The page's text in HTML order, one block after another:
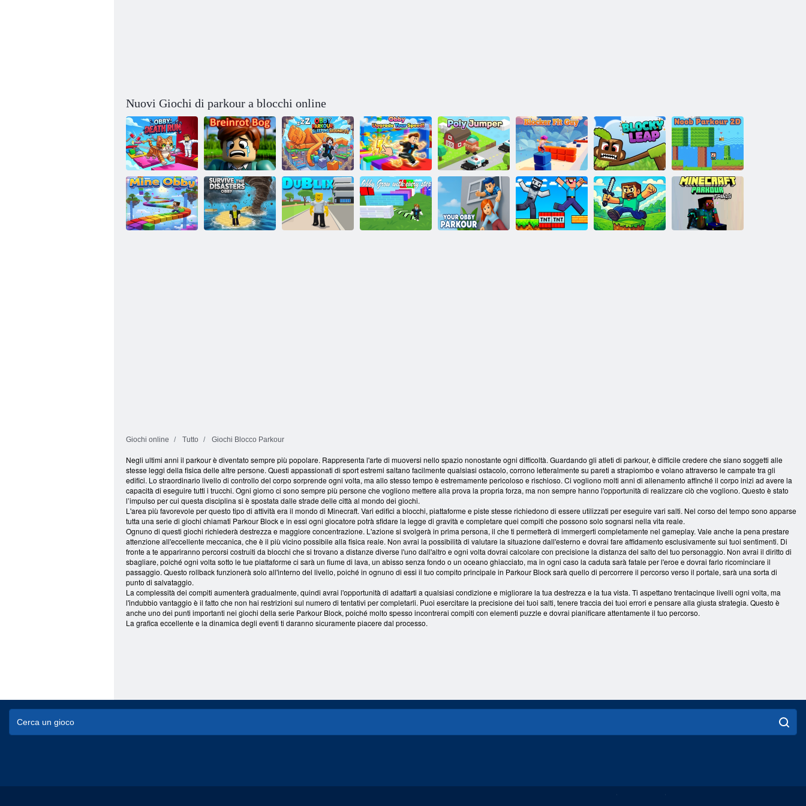
Nuovi Giochi di parkour a blocchi online
Obby: Corsa alla
morte
Palude di
Breinrot
Obby Parkour:
Brainrots
addormentati
Obby Migliora
la tua velocità!
Ponticello in
poliestere
Ragazzo in
forma bloccante
Salto bloccato
Nabbo: Parkour
2D
Giochi online Tutto Giochi Blocco Parkour
Negli ultimi anni il parkour è diventato sempre più popolare. Rappresenta l'arte di muoversi nello spazio nonostante ogni difficoltà. Guardando gli atleti di parkour, è difficile credere che siano soggetti alle
stesse leggi della fisica delle altre persone. Questi appassionati di sport estremi saltano facilmente qualsiasi ostacolo, corrono letteralmente su pareti a strapiombo e volano attraverso le campate tra gli
edifici. Lo straordinario livello di controllo del corpo sorprende ogni volta, ma allo stesso tempo è estremamente pericoloso e rischioso. Ci vogliono molti anni di allenamento affinché il corpo inizi ad avere la
capacità di eseguire tutti i trucchi. Ogni giorno ci sono sempre più persone che vogliono mettere alla prova la propria forza, ma non sempre hanno l'opportunità di realizzare ciò che vogliono. Questo è stato
l’impulso per cui questa disciplina si è spostata dalle strade delle città al mondo dei giochi.
L'area più favorevole per questo tipo di attività era il mondo di Minecraft. Vari edifici a blocchi, piattaforme e piste stesse richiedono di essere utilizzati per eseguire vari salti. Nel corso del tempo sono apparse
tutta una serie di giochi chiamati Parkour Block e in essi ogni giocatore potrà sfidare la legge di gravità e completare quei compiti che possono solo sognarsi nella vita reale.
Ognuno di questi giochi richiederà destrezza e maggiore concentrazione. L'azione si svolgerà in prima persona, il che ti permetterà di immergerti completamente nel gameplay. Vale anche la pena prestare
attenzione all'eccellente meccanica, che è il più vicino possibile alla fisica reale. Non avrai la possibilità di valutare la situazione dall'esterno e dovrai fare affidamento esclusivamente sui tuoi sentimenti. Di
fronte a te appariranno percorsi costruiti da blocchi che si trovano a distanze diverse l'uno dall'altro e ogni volta dovrai calcolare con precisione la distanza del salto del tuo personaggio. Non avrai il diritto di
sbagliare, poiché ogni volta sotto le tue piattaforme ci sarà un fiume di lava, un abisso senza fondo o un oceano ghiacciato, ma in ogni caso la caduta sarà fatale per l'eroe e dovrai farlo ricominciare il
passaggio. Questo rollback funzionerà solo all'interno del livello, poiché in ognuno di essi il tuo compito principale in Parkour Block sarà quello di percorrere il percorso verso il portale, sarà una sorta di
punto di salvataggio.
La complessità dei compiti aumenterà gradualmente, quindi avrai l'opportunità di adattarti a qualsiasi condizione e migliorare la tua destrezza e la tua vista. Ti aspettano trentacinque livelli ogni volta, ma
l'indubbio vantaggio è il fatto che non hai restrizioni sul numero di tentativi per completarli. Puoi esercitare la precisione dei tuoi salti, tenere traccia dei tuoi errori e pensare alla giusta strategia. Questo è
anche uno dei punti importanti nei giochi della serie Parkour Block, poiché molto spesso incontrerai compiti con elementi puzzle e dovrai pianificare attentamente il tuo percorso.
La grafica eccellente e la dinamica degli eventi ti daranno sicuramente piacere dal processo.